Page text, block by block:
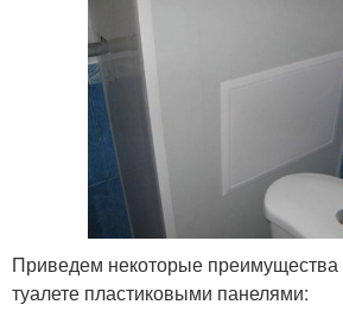
Приведем некоторые преимущества
туалете пластиковыми панелями: